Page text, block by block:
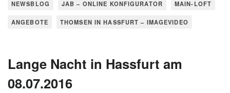
NEWSBLOG JAB – ONLINE KONFIGURATOR MAIN-LOFT
ANGEBOTE THOMSEN IN HASSFURT – IMAGEVIDEO
Lange Nacht in Hassfurt am
08.07.2016